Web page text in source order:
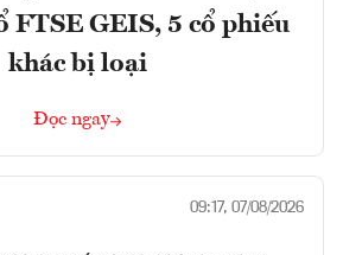
FTSE GEIS, 5 cổ phiếu
khác bị loại
Đọc ngay
09:17, 07/08/2026